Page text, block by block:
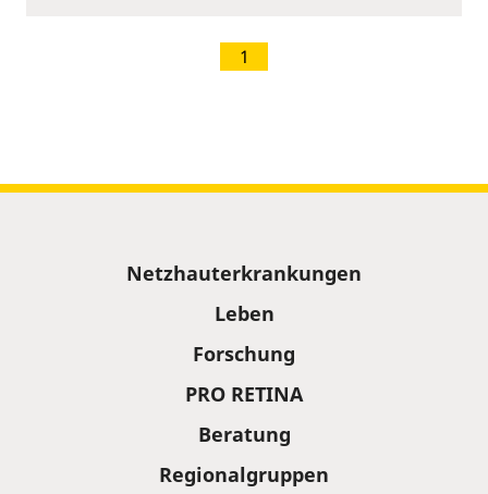
1
Netzhauterkrankungen
Leben
Forschung
PRO RETINA
Beratung
Regionalgruppen